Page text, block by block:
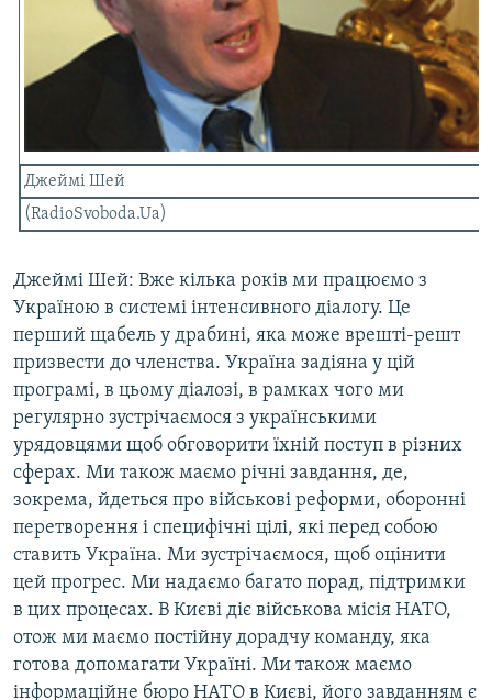
Джеймі Шей
(RadioSvoboda.Ua)
Джеймі Шей: Вже кілька років ми працюємо з
Україною в системі інтенсивного діалогу. Це
перший щабель у драбині, яка може врешті-решт
призвести до членства. Україна задіяна у цій
програмі, в цьому діалозі, в рамках чого ми
регулярно зустрічаємося з українськими
урядовцями щоб обговорити їхній поступ в різних
сферах. Ми також маємо річні завдання, де,
зокрема, йдеться про військові реформи, оборонні
перетворення і специфічні цілі, які перед собою
ставить Україна. Ми зустрічаємося, щоб оцінити
цей прогрес. Ми надаємо багато порад, підтримки
в цих процесах. В Києві діє військова місія НАТО,
отож ми маємо постійну дорадчу команду, яка
готова допомагати Україні. Ми також маємо
інформаційне бюро НАТО в Києві, його завданням є